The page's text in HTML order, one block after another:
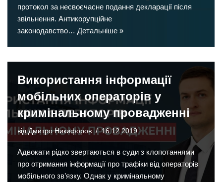
протокол за несвоєчасне подання декларації після
звільнення. Антикорупційне
законодавство… Детальніше »
Використання інформації
мобільних операторів у
кримінальному провадженні
відДмитро Никифоров 16.12.2019
Адвокати рідко звертаються в суди з клопотаннями
про отримання інформації про трафіки від операторів
мобільного зв’язку. Однак у кримінальному